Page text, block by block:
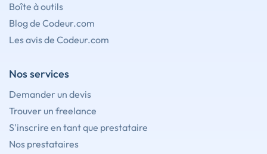
Boîte à outils
Blog de Codeur.com
Les avis de Codeur.com
Nos services
Demander un devis
Trouver un freelance
S'inscrire en tant que prestataire
Nos prestataires